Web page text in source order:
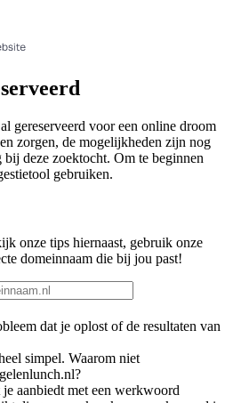
gereserveerd voor een online droom
zorgen, de mogelijkheden zijn nog
deze zoektocht. Om te beginnen
gebruiken.
onze tips hiernaast, gebruik onze
domeinnaam die bij jou past!
dat je oplost of de resultaten van
simpel. Waarom niet
aanbiedt met een werkwoord